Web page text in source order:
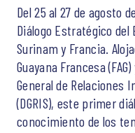
Del 25 al 27 de agosto
Diálogo Estratégico del
Surinam y Francia.
Guayana Francesa
General de Relaciones
(DGRIS), este primer
conocimiento de los